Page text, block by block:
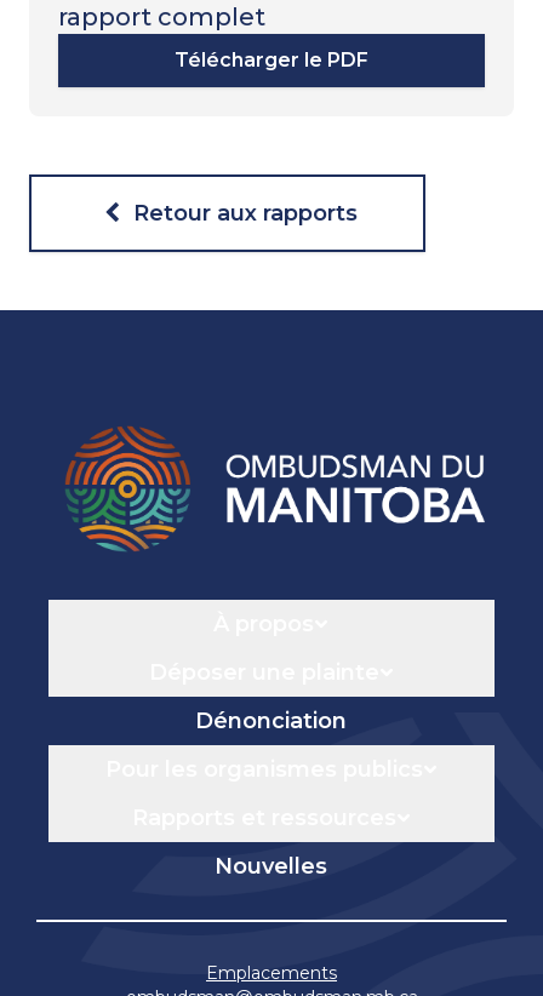
rapport complet
Télécharger le PDF
Retour aux rapports
Dénonciation
Nouvelles
Emplacements